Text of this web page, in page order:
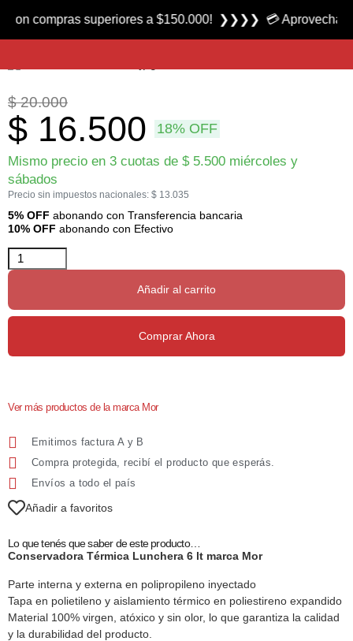
Producto nuevo
Conservadora Térmica Lunchera 6 lt marca Mor
$20.000
$ 16.500 18% OFF
Mismo precio en 3 cuotas de $5.500 miércoles y
sábados
Precio sin impuestos nacionales: $ 13.035
5% OFF abonando con Transferencia bancaria
10% OFF abonando con Efectivo
Añadir al carrito
Comprar Ahora
Ver más productos de la marca Mor
Emitimos factura A y B
Compra protegida, recibí el producto que esperás.
Envíos a todo el país
Añadir a favoritos
Lo que tenés que saber de este producto…
Conservadora Térmica Lunchera 6 lt marca Mor
Parte interna y externa en polipropileno inyectado
Tapa en polietileno y aislamiento térmico en poliestireno expandido
Material 100% virgen, atóxico y sin olor, lo que garantiza la calidad
y la durabilidad del producto.
superiores a $150.000! ❯❯❯❯ 💳 Aprovecha las 3